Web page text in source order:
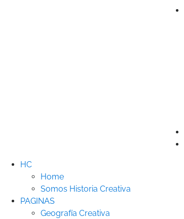
HC
Home
Somos Historia Creativa
PAGINAS
Geografía Creativa